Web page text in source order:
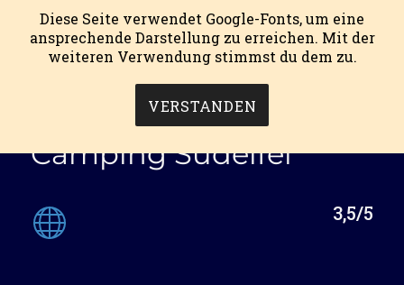
mein campingblog. MENÜ
Camping Südeifel
3,5/5
Diese Seite verwendet Google-Fonts, um eine
ansprechende Darstellung zu erreichen. Mit der
weiteren Verwendung stimmst du dem zu.
VERSTANDEN